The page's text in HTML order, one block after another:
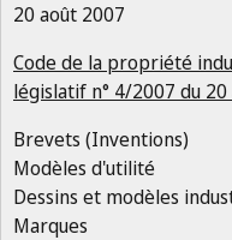
20 août 2007
Code de la propriété
législatif n° 4/2007 du
Brevets (Inventions)
Modèles d'utilité
Dessins et modèles
Marques